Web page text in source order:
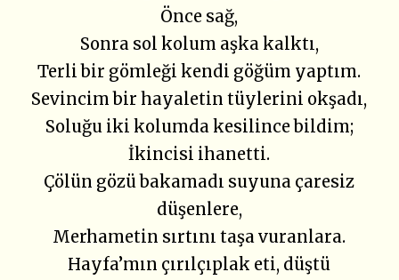
Önce sağ,
Sonra sol kolum aşka kalktı,
Terli bir gömleği kendi göğüm yaptım.
Sevincim bir hayaletin tüylerini okşadı,
Soluğu iki kolumda kesilince bildim;
İkincisi ihanetti.
Çölün gözü bakamadı suyuna çaresiz
düşenlere,
Merhametin sırtını taşa vuranlara.
Hayfa’mın çırılçıplak eti, düştü